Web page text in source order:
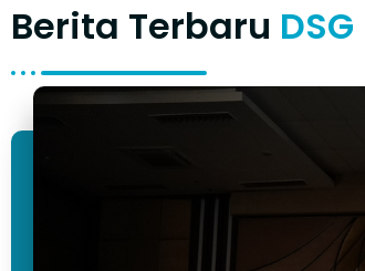
Berita Terbaru DSG